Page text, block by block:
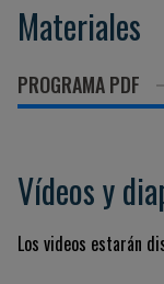
Materiales
PROGRAMA PDF
Vídeos y
Los videos estarán